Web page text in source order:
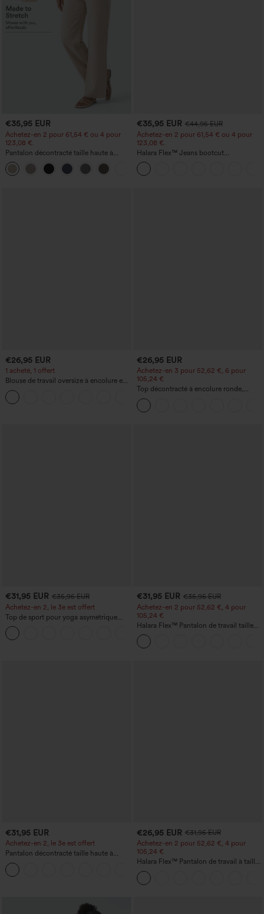
€35,95 EUR
Achetez-en 2 pour 61,54 € ou 4 pour
123,08 €.
Pantalon décontracté taille haute à
jambe droite, effet lin, avec poches
€35,95 EUR €44,95 EUR
Achetez-en 2 pour 61,54 € ou 4 pour
123,08 €.
Halara Flex™ Jeans bootcut
décontractés taille haute, effet délavé,
avec poches
€26,95 EUR
1 acheté, 1 offert
Blouse de travail oversize à encolure en
V, manches courtes, en tissu
anti‑froissage
€26,95 EUR
Achetez-en 3 pour 52,62 €, 6 pour
105,24 €
Top décontracté à encolure ronde,
manches chauve-souris et coupe ample
€31,95 EUR €35,95 EUR
Achetez-en 2, le 3e est offert
Top de sport pour yoga asymétrique
(une épaule) à manches longues avec
ouverture pour le pouce, ourlet arrondi
haut-bas, séchage rapide, soutien-gorge
€31,95 EUR €35,95 EUR
Achetez-en 2 pour 52,62 €, 4 pour
105,24 €
Halara Flex™ Pantalon de travail taille
haute sculptant la silhouette, gainant la
taille, avec poches, jambe large en
micro-gaufre
€31,95 EUR
Achetez-en 2, le 3e est offert
Pantalon décontracté taille haute à
cordon, coupe large en mélange de lin,
avec poches
€26,95 EUR €31,95 EUR
Achetez-en 2 pour 52,62 €, 4 pour
105,24 €
Halara Flex™ Pantalon de travail à taille
haute, jambe large, avec poches, en
maille gaufrée